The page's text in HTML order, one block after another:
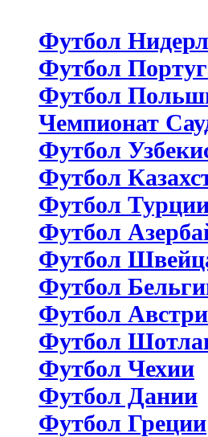
Футбол
Футбол
Футбол
Чемпионат
Футбол
Футбол
Футбол
Футбол
Футбол
Футбол
Футбол
Футбол
Футбол Чехии
Футбол Дании
Футбол Греции